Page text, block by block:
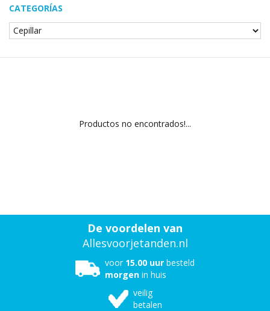
CATEGORÍAS
Productos no encontrados!...
De voordelen van
Allesvoorjetanden.nl
voor 15.00 uur besteld
morgen in huis
veilig
betalen